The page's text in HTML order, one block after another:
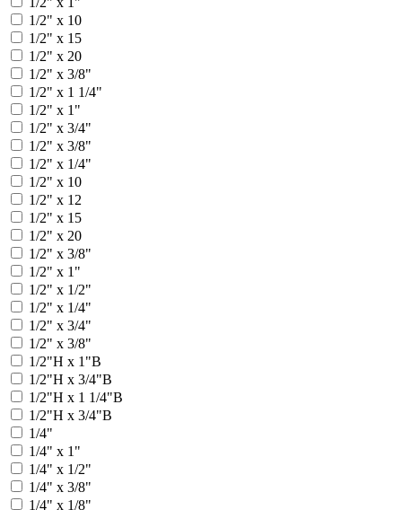
1/2" x 10
1/2" x 15
1/2" x 20
1/2" x 3/8"
1/2" х 1 1/4"
1/2" х 1"
1/2" х 3/4"
1/2" х 3/8"
1/2" x 1/4"
1/2" x 10
1/2" x 12
1/2" x 15
1/2" x 20
1/2" x 3/8"
1/2" х 1"
1/2" х 1/2"
1/2" х 1/4"
1/2" х 3/4"
1/2" х 3/8"
1/2"Н х 1"В
1/2"Н х 3/4"В
1/2"Н x 1 1/4"В
1/2"Н х 3/4"В
1/4"
1/4" х 1"
1/4" х 1/2"
1/4" х 3/8"
1/4" x 1/8"